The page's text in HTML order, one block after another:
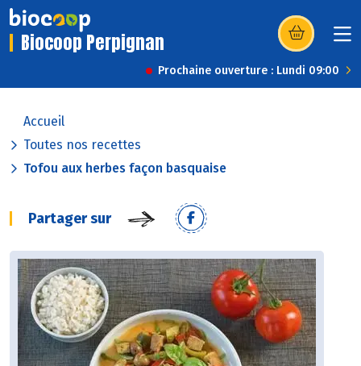
Biocoop Perpignan (s’ouvre dans
Prochaine ouverture : Lundi 09:00
Accueil
Toutes nos recettes
Tofou aux herbes façon basquaise
Partager sur